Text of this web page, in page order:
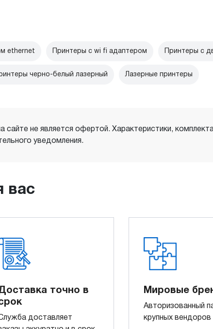
ethernet Принтеры с wi fi адаптером Принтеры с
черно-белый лазерный Лазерные принтеры
сайте не является офертой. Характеристики,
уведомления.
вас
точно в
доставляет
Мировые
Авторизованный
крупных вендоров